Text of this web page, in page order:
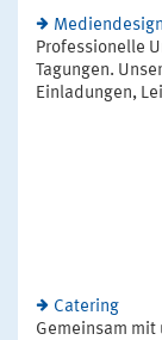
Mediendesign
Professionelle
Tagungen.
Einladungen,
Catering
Gemeinsam mit